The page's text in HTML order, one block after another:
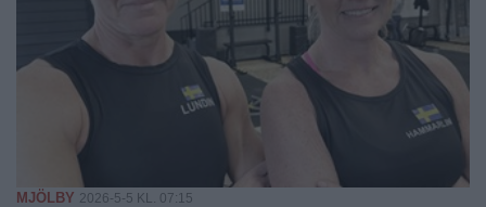
MJÖLBY 2026-5-5 KL. 07:15